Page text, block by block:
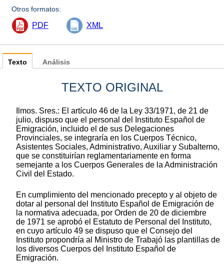
Otros formatos:
PDF XML
Texto
TEXTO ORIGINAL
Ilmos. Sres.: El artículo 46 de la Ley 33/1971, de 21 de
julio, dispuso que el personal del Instituto Español de
Emigración, incluido el de sus Delegaciones
Provinciales, se integraría en los Cuerpos Técnico,
Asistentes Sociales, Administrativo, Auxiliar y Subalterno,
que se constituirían reglamentariamente en forma
semejante a los Cuerpos Generales de la Administración
Civil del Estado.
En cumplimiento del mencionado precepto y al objeto de
dotar al personal del Instituto Español de Emigración de
la normativa adecuada, por Orden de 20 de diciembre
de 1971 se aprobó el Estatuto de Personal del Instituto,
en cuyo artículo 49 se dispuso que el Consejo del
Instituto propondría al Ministro de Trabajó las plantillas de
los diversos Cuerpos del Instituto Español de
Emigración.
Análisis